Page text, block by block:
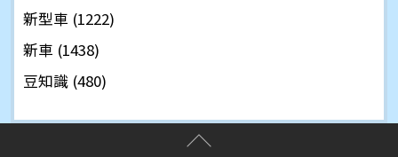
新型車 (1222)
新車 (1438)
豆知識 (480)